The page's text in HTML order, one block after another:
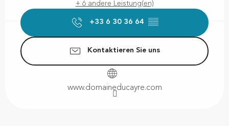
+ 6 andere Leistung(en)
+33 6 30 36 64 ▒▒
Kontaktieren Sie uns
www.domaineducayre.com